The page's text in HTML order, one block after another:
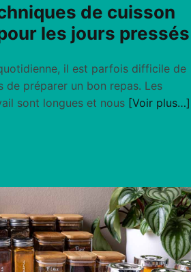
de cuisson
les jours pressés
il est parfois difficile de
de préparer un bon repas. Les
sont longues et nous [Voir plus…]